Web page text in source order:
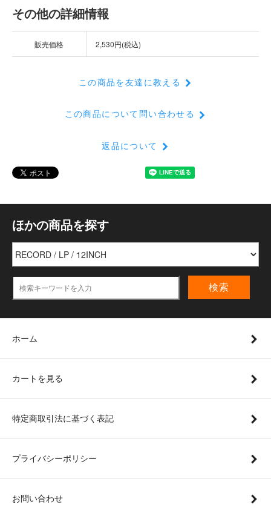
その他の詳細情報
販売価格 2,530円(税込)
この商品を友達に教える
この商品について問い合わせる
返品について
ほかの商品を探す
検索
ホーム
カートを見る
特定商取引法に基づく表記
プライバシーポリシー
お問い合わせ